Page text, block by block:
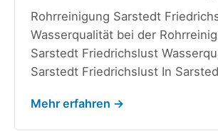
Rohrreinigung Sarstedt
Wasserqualität bei der
Sarstedt Friedrichslust
Sarstedt Friedrichslust In
Mehr erfahren →